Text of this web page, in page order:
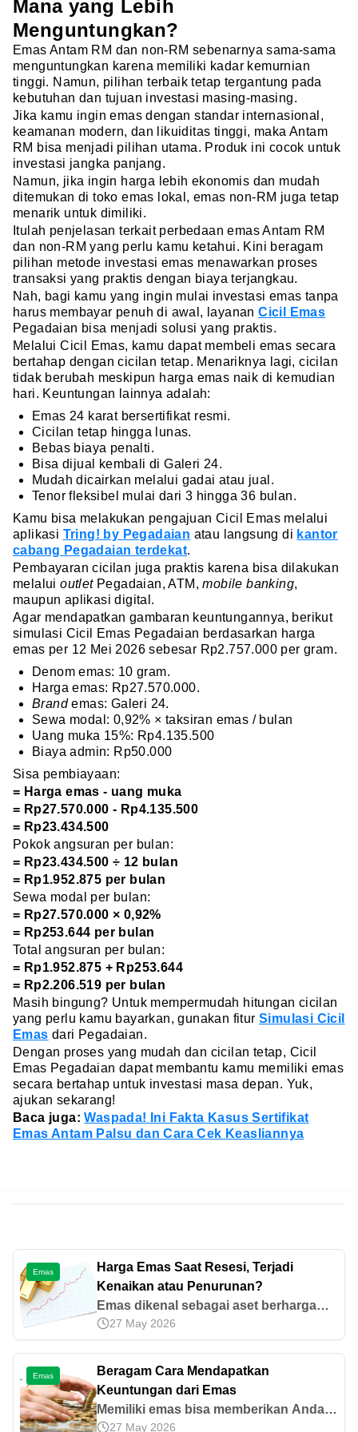
Mana yang Lebih
Menguntungkan?
Emas Antam RM dan non-RM sebenarnya sama-sama
menguntungkan karena memiliki kadar kemurnian
tinggi. Namun, pilihan terbaik tetap tergantung pada
kebutuhan dan tujuan investasi masing-masing.
Jika kamu ingin emas dengan standar internasional,
keamanan modern, dan likuiditas tinggi, maka Antam
RM bisa menjadi pilihan utama. Produk ini cocok untuk
investasi jangka panjang.
Namun, jika ingin harga lebih ekonomis dan mudah
ditemukan di toko emas lokal, emas non-RM juga tetap
menarik untuk dimiliki.
Itulah penjelasan terkait perbedaan emas Antam RM
dan non-RM yang perlu kamu ketahui. Kini beragam
pilihan metode investasi emas menawarkan proses
transaksi yang praktis dengan biaya terjangkau.
Nah, bagi kamu yang ingin mulai investasi emas tanpa
harus membayar penuh di awal, layananCicil Emas
Pegadaian bisa menjadi solusi yang praktis.
Melalui Cicil Emas, kamu dapat membeli emas secara
bertahap dengan cicilan tetap. Menariknya lagi, cicilan
tidak berubah meskipun harga emas naik di kemudian
hari. Keuntungan lainnya adalah:
Emas 24 karat bersertifikat resmi.
Cicilan tetap hingga lunas.
Bebas biaya penalti.
Bisa dijual kembali di Galeri 24.
Mudah dicairkan melalui gadai atau jual.
Tenor fleksibel mulai dari 3 hingga 36 bulan.
Kamu bisa melakukan pengajuan Cicil Emas melalui
aplikasi Tring! by Pegadaian atau langsung di kantor
cabang Pegadaian terdekat.
Pembayaran cicilan juga praktis karena bisa dilakukan
melaluioutletPegadaian, ATM,mobile banking,
maupun aplikasi digital.
Agar mendapatkan gambaran keuntungannya, berikut
simulasi Cicil Emas Pegadaian berdasarkan harga
emas per 12 Mei 2026 sebesar Rp2.757.000 per gram.
Denom emas: 10 gram.
Harga emas: Rp27.570.000.
Brandemas: Galeri 24.
Sewa modal: 0,92% × taksiran emas / bulan
Uang muka 15%: Rp4.135.500
Biaya admin: Rp50.000
Sisa pembiayaan:
= Harga emas - uang muka
= Rp27.570.000 - Rp4.135.500
= Rp23.434.500
Pokok angsuran per bulan:
= Rp23.434.500 ÷ 12 bulan
= Rp1.952.875 per bulan
Sewa modal per bulan:
= Rp27.570.000 × 0,92%
= Rp253.644 per bulan
Total angsuran per bulan:
= Rp1.952.875 + Rp253.644
= Rp2.206.519 per bulan
Masih bingung? Untuk mempermudah hitungan cicilan
yang perlu kamu bayarkan, gunakan fitur Simulasi Cicil
Emas dari Pegadaian.
Dengan proses yang mudah dan cicilan tetap, Cicil
Emas Pegadaian dapat membantu kamu memiliki emas
secara bertahap untuk investasi masa depan. Yuk,
ajukan sekarang!
Baca juga:Waspada! Ini Fakta Kasus Sertifikat
Emas Antam Palsu dan Cara Cek Keasliannya
Emas
Harga Emas Saat Resesi, Terjadi
Kenaikan atau Penurunan?
Emas dikenal sebagai aset berharga
yang nilainya stabil sekalipun terjadi
resesi. Mari pantau pergerakan harga
emas saat resesi berdasarkan histori di
sini.
27 May 2026
Emas
Beragam Cara Mendapatkan
Keuntungan dari Emas
Memiliki emas bisa memberikan Anda
kesempatan untuk mendapatkan
27 May 2026